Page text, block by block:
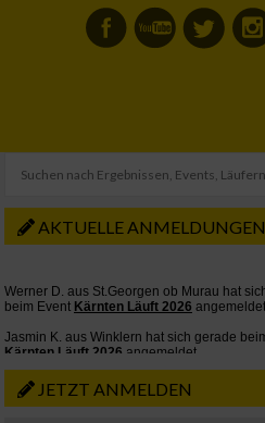
AKTUELLE ANMELDUNGEN
JETZT ANMELDEN